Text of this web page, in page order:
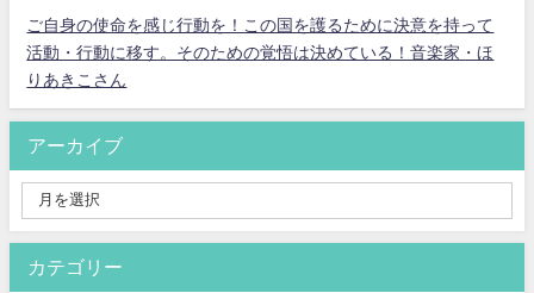
ご自身の使命を感じ行動を！この国を護るために決意を持って
活動・行動に移す。そのための覚悟は決めている！音楽家・ほ
りあきこさん
アーカイブ
カテゴリー